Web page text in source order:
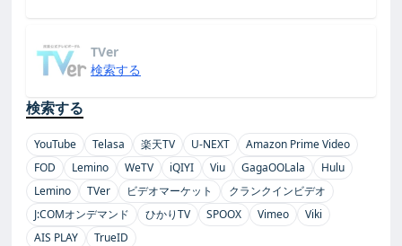
TVer
検索する
検索する
YouTube Telasa 楽天TV U-NEXT
Amazon Prime Video
FOD
Lemino WeTV iQIYI Viu GagaOOLala
Hulu
Lemino
TVer ビデオマーケット
クランクインビデオ
J:COMオンデマンド
ひかりTV SPOOX Vimeo
Viki
AIS PLAY
TrueID